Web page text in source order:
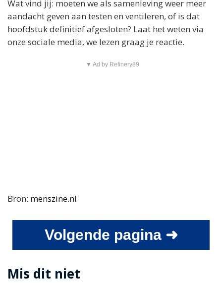
Wat vind jij: moeten we als samenleving weer meer
aandacht geven aan testen en ventileren, of is dat
hoofdstuk definitief afgesloten? Laat het weten via
onze sociale media, we lezen graag je reactie.
▼ Ad by Refinery89
Bron: menszine.nl
Volgende pagina ➜
Mis dit niet